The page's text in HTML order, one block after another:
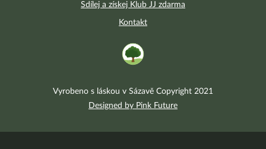
Sdílej a získej Klub JJ zdarma
Kontakt
Vyrobeno s láskou v Sázavě Copyright 2021
Designed by Pink Future